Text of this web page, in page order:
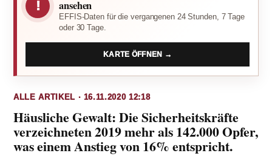
!
ansehen
EFFIS-Daten für die vergangenen 24 Stunden, 7 Tage
oder 30 Tage.
KARTE ÖFFNEN →
ALLE ARTIKEL · 16.11.2020 12:18
Häusliche Gewalt: Die Sicherheitskräfte
verzeichneten 2019 mehr als 142.000 Opfer,
was einem Anstieg von 16% entspricht.